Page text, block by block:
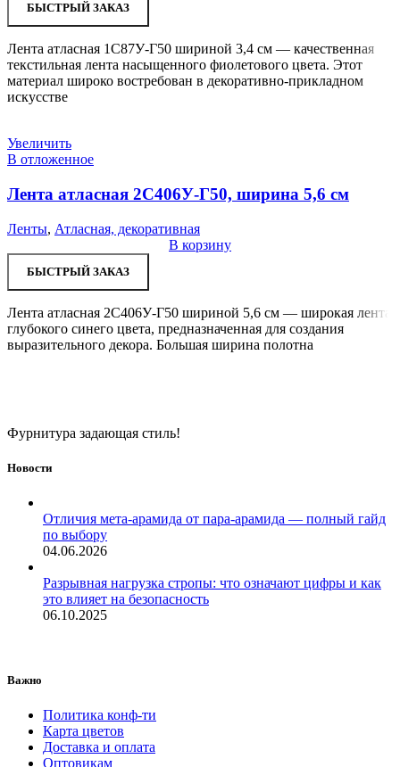
БЫСТРЫЙ ЗАКАЗ
Лента атласная 1С87У-Г50 шириной 3,4 см — качественная
текстильная лента насыщенного фиолетового цвета. Этот
материал широко востребован в декоративно-прикладном
искусстве
Увеличить
В отложенное
Лента атласная 2С406У-Г50, ширина 5,6 см
Ленты, Атласная, декоративная
В корзину
БЫСТРЫЙ ЗАКАЗ
Лента атласная 2С406У-Г50 шириной 5,6 см — широкая лента
глубокого синего цвета, предназначенная для создания
выразительного декора. Большая ширина полотна
Фурнитура задающая стиль!
Новости
Отличия мета-арамида от пара-арамида — полный гайд
по выбору
04.06.2026
Разрывная нагрузка стропы: что означают цифры и как
это влияет на безопасность
06.10.2025
Важно
Политика конф-ти
Карта цветов
Доставка и оплата
Оптовикам